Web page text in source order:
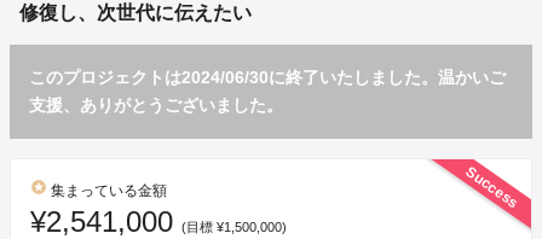
修復し、次世代に伝えたい
このプロジェクトは2024/06/30に終了いたしました。温かいご
支援、ありがとうございました。
Success
stars 集まっている金額
¥2,541,000 (目標 ¥1,500,000)